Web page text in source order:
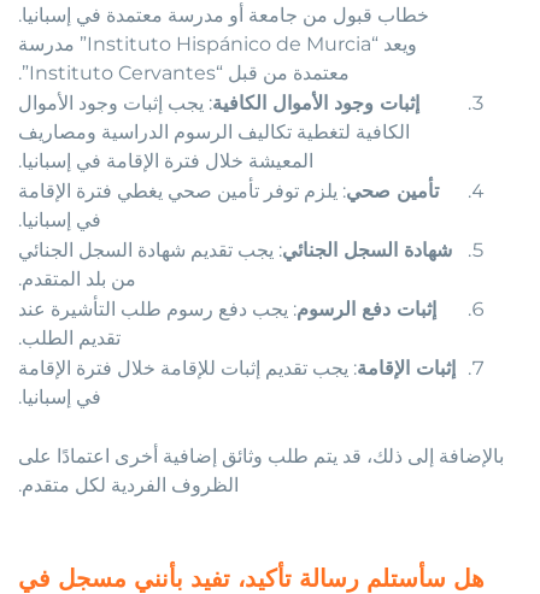
خطاب قبول من جامعة أو مدرسة معتمدة في إسبانيا.
ويعد “Instituto Hispánico de Murcia” مدرسة
معتمدة من قبل “Instituto Cervantes”.
إثبات وجود الأموال الكافية: يجب إثبات وجود الأموال
الكافية لتغطية تكاليف الرسوم الدراسية ومصاريف
المعيشة خلال فترة الإقامة في إسبانيا.
تأمين صحي : يلزم توفر تأمين صحي يغطي فترة الإقامة
في إسبانيا.
شهادة السجل الجنائي : يجب تقديم شهادة السجل الجنائي
من بلد المتقدم.
إثبات دفع الرسوم: يجب دفع رسوم طلب التأشيرة عند
تقديم الطلب.
إثبات الإقامة: يجب تقديم إثبات للإقامة خلال فترة الإقامة
في إسبانيا.
بالإضافة إلى ذلك، قد يتم طلب وثائق إضافية أخرى اعتمادًا على
الظروف الفردية لكل متقدم.
هل سأستلم رسالة تأكيد، تفيد بأنني مسجل في